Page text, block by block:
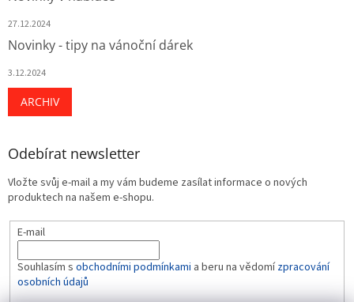
27.12.2024
Novinky - tipy na vánoční dárek
3.12.2024
ARCHIV
Odebírat newsletter
Vložte svůj e-mail a my vám budeme zasílat informace o nových
produktech na našem e-shopu.
E-mail
Souhlasím s obchodními podmínkami a beru na vědomízpracování
osobních údajů